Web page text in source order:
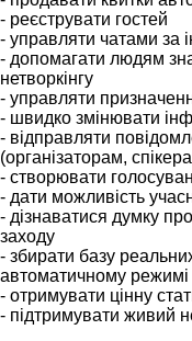
- реєструвати гостей
- управляти чатами за
- допомагати людям
нетворкінгу
- управляти
- швидко змінювати
- відправляти
(організаторам,
- створювати
- дати можливість
- дізнаватися думку
заходу
- збирати базу
автоматичному режимі
- отримувати цінну
- підтримувати живий